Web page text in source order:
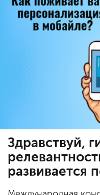
Здравствуй,
развивается